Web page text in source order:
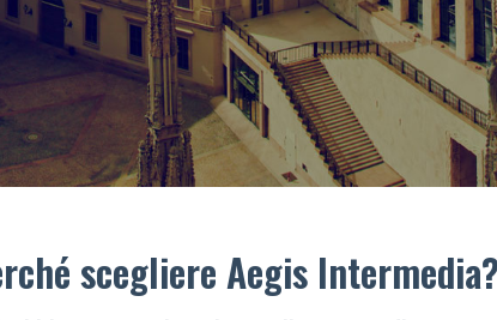
scegliere Aegis Intermedia?